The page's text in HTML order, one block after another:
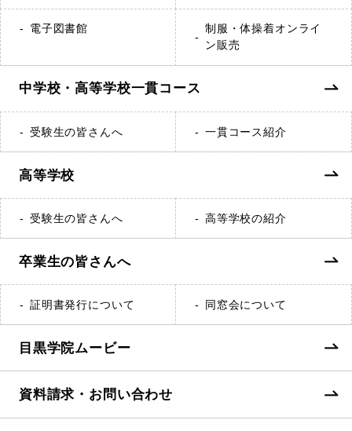
電子図書館
制服・体操着オンライ
ン販売
中学校・高等学校一貫コース
受験生の皆さんへ 一貫コース紹介
高等学校
受験生の皆さんへ 高等学校の紹介
卒業生の皆さんへ
証明書発行について 同窓会について
目黒学院ムービー
資料請求・お問い合わせ